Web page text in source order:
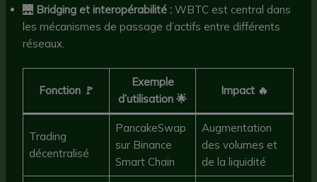
🌉 Bridging et interopérabilité : WBTC est central dans
les mécanismes de passage d’actifs entre différents
réseaux.
Fonction 🚩
Exemple
d’utilisation 🌟
Impact 🔥
Trading
décentralisé
PancakeSwap
sur Binance
Smart Chain
Augmentation
des volumes et
de la liquidité